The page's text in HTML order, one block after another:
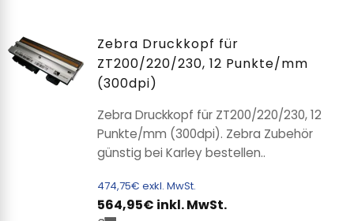
Zebra Druckkopf für
ZT200/220/230, 12 Punkte/mm
(300dpi)
Zebra Druckkopf für ZT200/220/230, 12
Punkte/mm (300dpi). Zebra Zubehör
günstig bei Karley bestellen..
474,75€ exkl. MwSt.
564,95€ inkl. MwSt.